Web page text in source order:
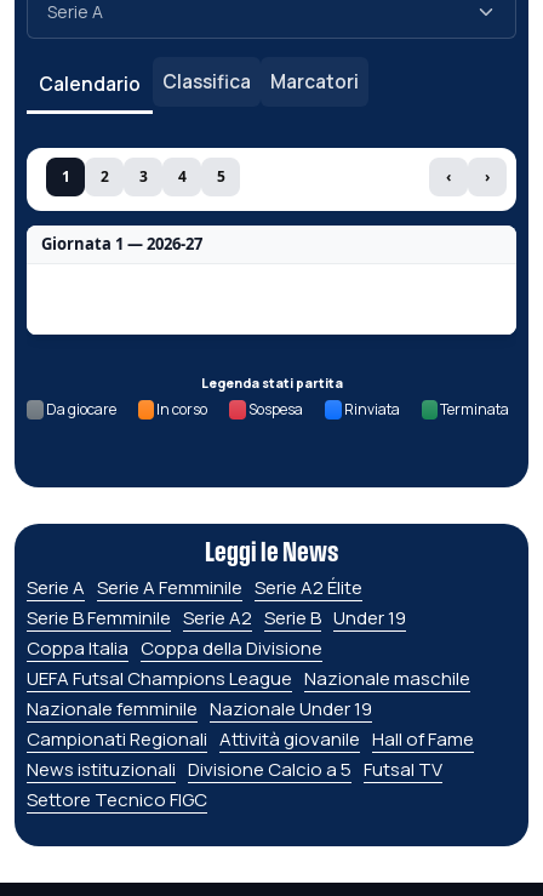
Calendario Classifica Marcatori
1 2 3 4 5 ‹ ›
Giornata 1 — 2026-27
Legenda stati partita
Da giocare In corso Sospesa Rinviata Terminata
Leggi le News
Serie A Serie A Femminile Serie A2 Élite
Serie B Femminile Serie A2 Serie B Under 19
Coppa Italia Coppa della Divisione
UEFA Futsal Champions League Nazionale maschile
Nazionale femminile Nazionale Under 19
Campionati Regionali Attività giovanile Hall of Fame
News istituzionali Divisione Calcio a 5 Futsal TV
Settore Tecnico FIGC